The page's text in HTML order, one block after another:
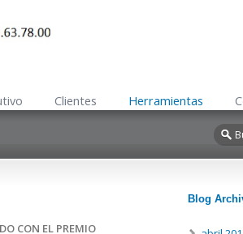
Clientes Herramientas
CON EL PREMIO
Blog